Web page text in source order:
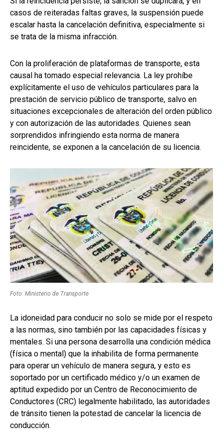
casos de reiteradas faltas graves, la suspensión puede
escalar hasta la cancelación definitiva, especialmente si
se trata de la misma infracción.
Con la proliferación de plataformas de transporte, esta
causal ha tomado especial relevancia. La ley prohíbe
explícitamente el uso de vehículos particulares para la
prestación de servicio público de transporte, salvo en
situaciones excepcionales de alteración del orden público
y con autorización de las autoridades. Quienes sean
sorprendidos infringiendo esta norma de manera
reincidente, se exponen a la cancelación de su licencia.
Foto: Ministerio de Transporte
La idoneidad para conducir no solo se mide por el respeto
a las normas, sino también por las capacidades físicas y
mentales. Si una persona desarrolla una condición médica
(física o mental) que la inhabilita de forma permanente
para operar un vehículo de manera segura, y esto es
soportado por un certificado médico y/o un examen de
aptitud expedido por un Centro de Reconocimiento de
Conductores (CRC) legalmente habilitado, las autoridades
de tránsito tienen la potestad de cancelar la licencia de
conducción.